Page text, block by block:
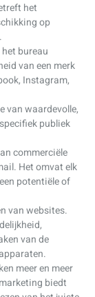
het
op
bureau
van een merk
Instagram,
van waardevolle,
publiek
commerciële
Het omvat elk
potentiële of
van websites.
van de
meer en meer
biedt